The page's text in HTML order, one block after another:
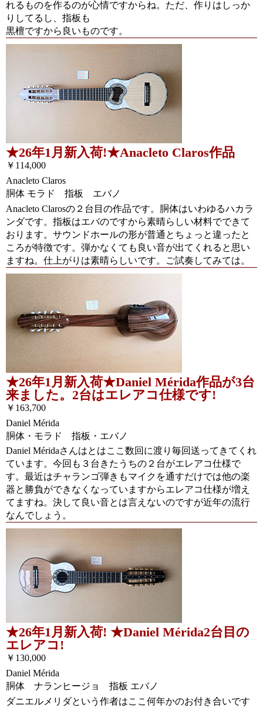
れるものを作るのが心情ですからね。ただ、作りはしっか
りしてるし、指板も
黒檀ですから良いものです。
★26年1月新入荷!★Anacleto Claros作品
￥114,000
Anacleto Claros
胴体 モラド 指板 エバノ
Anacleto Clarosの２台目の作品です。胴体はいわゆるハカラ
ンダです。指板はエバのですから素晴らしい材料でできて
おります。サウンドホールの形が普通とちょっと違ったと
ころが特徴です。弾かなくても良い音が出てくれると思い
ますね。仕上がりは素晴らしいです。ご試奏してみては。
★26年1月新入荷★Daniel Mérida作品が3台
来ました。2台はエレアコ仕様です!
￥163,700
Daniel Mérida
胴体・モラド 指板・エバノ
Daniel Méridaさんはとはここ数回に渡り毎回送ってきてくれ
ています。今回も３台きたうちの２台がエレアコ仕様で
す。最近はチャランゴ弾きもマイクを通すだけでは他の楽
器と勝負ができなくなっていますからエレアコ仕様が増え
てますね。決して良い音とは言えないのですが近年の流行
なんでしょう。
★26年1月新入荷! ★Daniel Mérida2台目の
エレアコ!
￥130,000
Daniel Mérida
胴体 ナランヒージョ 指板 エバノ
ダニエルメリダという作者はここ何年かのお付き合いです